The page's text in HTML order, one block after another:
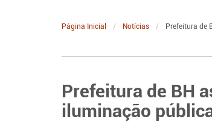
Página Inicial Notícias Prefeitura de
Prefeitura de BH
iluminação